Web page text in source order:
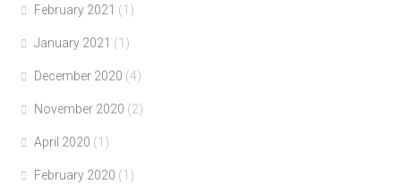
February 2021 (1)
January 2021 (1)
December 2020 (4)
November 2020 (2)
April 2020 (1)
February 2020 (1)